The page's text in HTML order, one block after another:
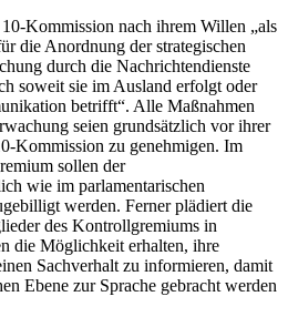
Kommission nach ihrem Willen „als
die Anordnung der strategischen
durch die Nachrichtendienste
soweit sie im Ausland erfolgt oder
betrifft“. Alle Maßnahmen
seien grundsätzlich vor ihrer
Kommission zu genehmigen. Im
sollen der
wie im parlamentarischen
werden. Ferner plädiert die
des Kontrollgremiums in
die Möglichkeit erhalten, ihre
Sachverhalt zu informieren, damit
Ebene zur Sprache gebracht werden